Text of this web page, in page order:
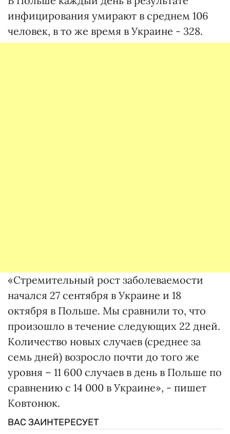
инфицирования умирают в среднем 106
человек, в то же время в Украине - 328.
«Стремительный рост заболеваемости
начался 27 сентября в Украине и 18
октября в Польше. Мы сравнили то, что
произошло в течение следующих 22 дней.
Количество новых случаев (среднее за
семь дней) возросло почти до того же
уровня – 11 600 случаев в день в Польше по
сравнению с 14 000 в Украине», - пишет
Ковтонюк.
ВАС ЗАИНТЕРЕСУЕТ